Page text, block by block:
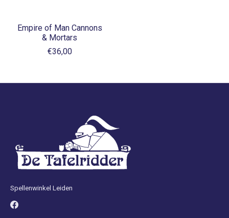
Empire of Man Cannons
& Mortars
€36,00
Spellenwinkel Leiden